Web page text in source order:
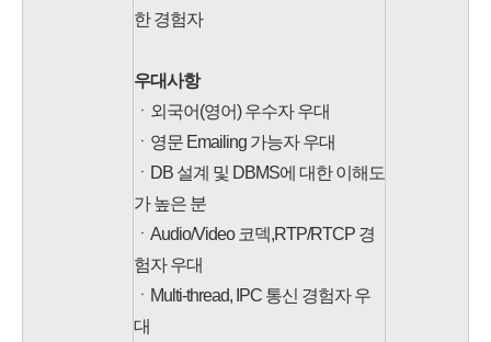
한 경험자
우대사항
ㆍ외국어(영어) 우수자 우대
ㆍ영문 Emailing 가능자 우대
ㆍDB 설계 및 DBMS에 대한 이해도
가 높은 분
ㆍAudio/Video 코덱,RTP/RTCP 경
험자 우대
ㆍMulti-thread, IPC 통신 경험자 우
대